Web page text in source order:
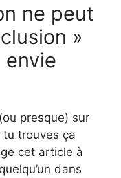
ne peut
»
envie
presque) sur
tu trouves ça
cet article à
dans